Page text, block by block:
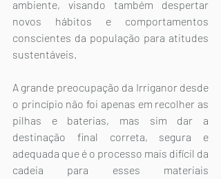
ambiente, visando também despertar
novos hábitos e comportamentos
conscientes da população para atitudes
sustentáveis.
A grande preocupação da Irriganor desde
o princípio não foi apenas em recolher as
pilhas e baterias, mas sim dar a
destinação final correta, segura e
adequada que é o processo mais difícil da
cadeia para esses materiais